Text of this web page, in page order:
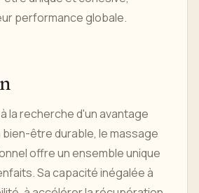
performance globale.
la recherche d'un avantage
être durable, le massage
offre un ensemble unique
Sa capacité inégalée à